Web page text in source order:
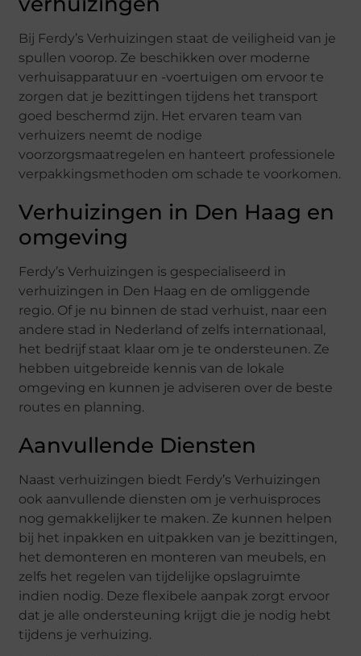
Bij Ferdy’s Verhuizingen staat de veiligheid van je
spullen voorop. Ze beschikken over moderne
verhuisapparatuur en -voertuigen om ervoor te
zorgen dat je bezittingen tijdens het transport
goed beschermd zijn. Het ervaren team van
verhuizers neemt de nodige
voorzorgsmaatregelen en hanteert professionele
verpakkingsmethoden om schade te voorkomen.
Verhuizingen in Den Haag en
omgeving
Ferdy’s Verhuizingen is gespecialiseerd in
verhuizingen in Den Haag en de omliggende
regio. Of je nu binnen de stad verhuist, naar een
andere stad in Nederland of zelfs internationaal,
het bedrijf staat klaar om je te ondersteunen. Ze
hebben uitgebreide kennis van de lokale
omgeving en kunnen je adviseren over de beste
routes en planning.
Aanvullende Diensten
Naast verhuizingen biedt Ferdy’s Verhuizingen
ook aanvullende diensten om je verhuisproces
nog gemakkelijker te maken. Ze kunnen helpen
bij het inpakken en uitpakken van je bezittingen,
het demonteren en monteren van meubels, en
zelfs het regelen van tijdelijke opslagruimte
indien nodig. Deze flexibele aanpak zorgt ervoor
dat je alle ondersteuning krijgt die je nodig hebt
tijdens je verhuizing.